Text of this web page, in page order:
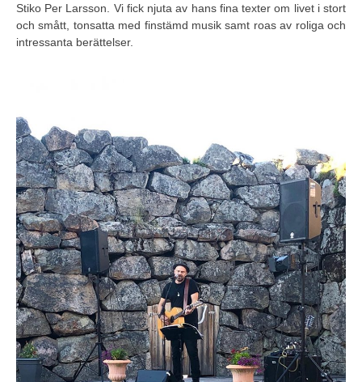
Stiko Per Larsson. Vi fick njuta av hans fina texter om livet i stort
och smått, tonsatta med finstämd musik samt roas av roliga och
intressanta berättelser.